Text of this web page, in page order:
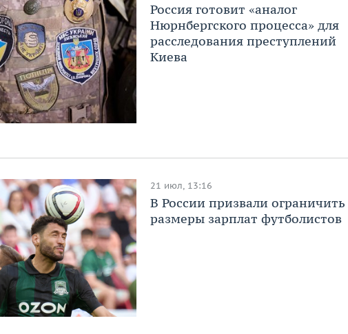
Россия готовит «аналог
Нюрнбергского процесса» для
расследования преступлений
Киева
21 июл, 13:16
В России призвали ограничить
размеры зарплат футболистов